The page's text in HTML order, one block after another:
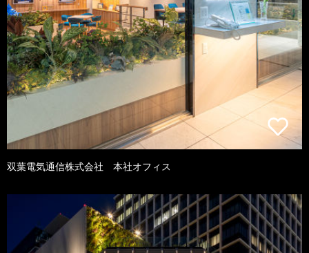
双葉電気通信株式会社 本社オフィス